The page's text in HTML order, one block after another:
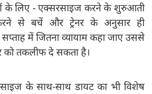
के लिए - एक्सरसाइज करने के शुरुआती
से बचें और ट्रेनर के अनुसार ही
में जितना व्यायाम कहा जाए उससे
को तकलीफ दे सकता है।
के साथ-साथ डायट का भी विशेष